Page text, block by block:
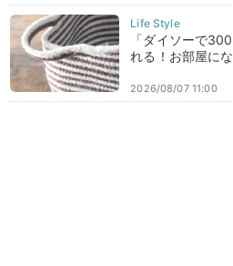
「ダイソーで
れる！お部屋に
2026/08/07 11:00